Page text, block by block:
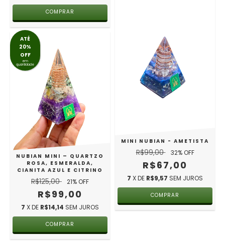
ATÉ
20%
OFF
em
quantidade
NUBIAN MINI – QUARTZO
ROSA, ESMERALDA,
CIANITA AZUL E CITRINO
R$125,00 21% OFF
R$99,00
7 X DE R$14,14 SEM JUROS
MINI NUBIAN - AMETISTA
R$99,00 32% OFF
R$67,00
7 X DE R$9,57 SEM JUROS